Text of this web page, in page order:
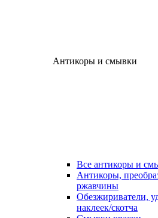
Антикоры и смывки
Все антикоры и
Антикоры,
ржавчины
Обезжириватели,
наклеек/скотча